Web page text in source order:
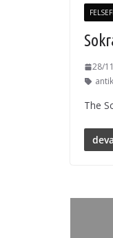
28/
The